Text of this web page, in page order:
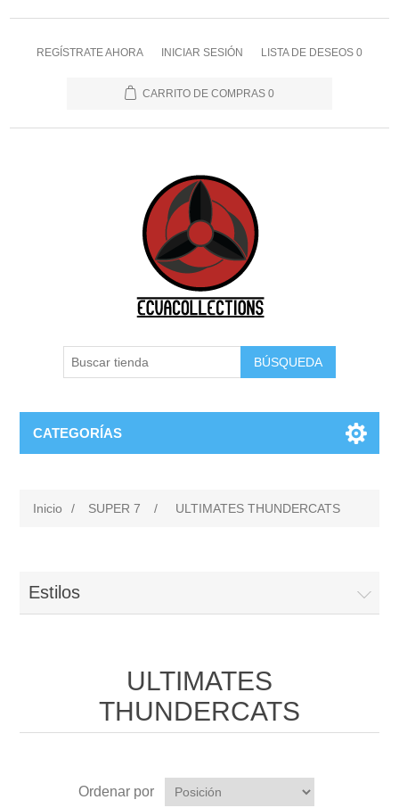
REGÍSTRATE AHORA INICIAR SESIÓN LISTA DE DESEOS 0
CARRITO DE COMPRAS 0
BÚSQUEDA
CATEGORÍAS
Inicio / SUPER 7 / ULTIMATES THUNDERCATS
Estilos
ULTIMATES
THUNDERCATS
Ordenar por